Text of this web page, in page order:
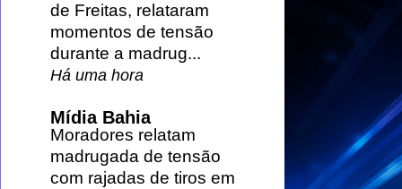
de Freitas, relataram
momentos de tensão
durante a madrug...
Há uma hora
Mídia Bahia
Moradores relatam
madrugada de tensão
com rajadas de tiros em